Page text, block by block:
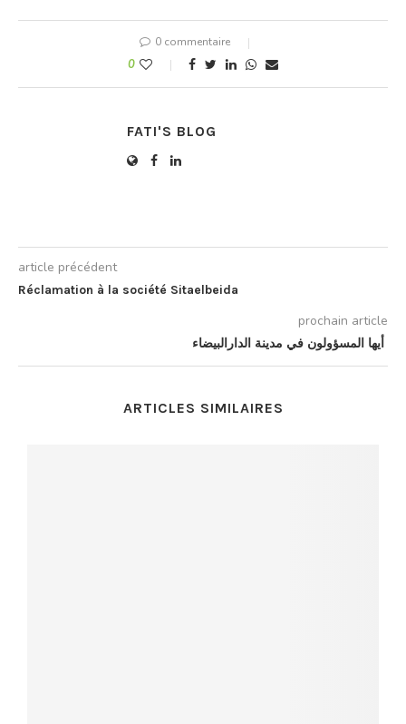
0 commentaire
0
FATI'S BLOG
article précédent
Réclamation à la société Sitaelbeida
prochain article
ARTICLES SIMILAIRES